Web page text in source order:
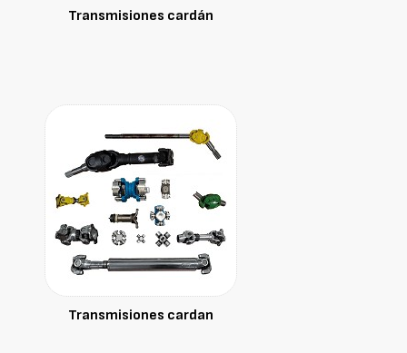
Transmisiones cardán
Transmisiones cardan